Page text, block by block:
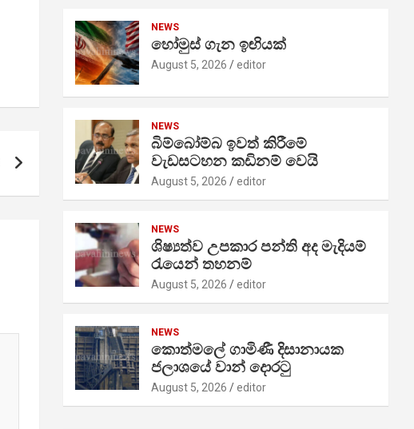
NEWS
හෝමුස් ගැන ඉඟියක්
August 5, 2026 editor
NEWS
බිම්බෝම්බ ඉවත් කිරීමේ
වැඩසටහන කඩිනම් වෙයි
August 5, 2026 editor
NEWS
ශිෂ්‍යත්ව උපකාර පන්ති අද මැදියම්
රැයෙන් තහනම්
August 5, 2026 editor
NEWS
කොත්මලේ ගාමිණී දිසානායක
ජලාශයේ වාන් දොරටු
August 5, 2026 editor